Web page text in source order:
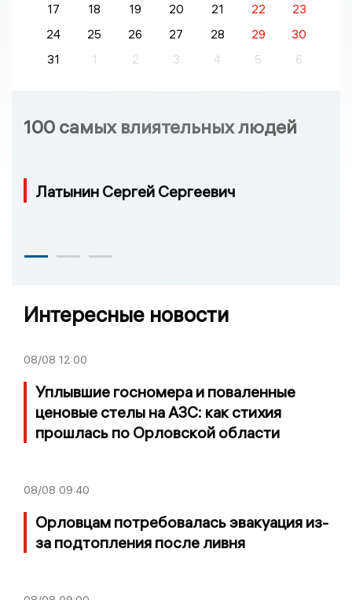
17
18 19 20 21 22
23
24
25 26 27 28 29
30
31
1 2 3 4 5 6
100 самых влиятельных людей
Латынин Сергей Сергеевич
Интересные новости
08/08 12:00
Уплывшие госномера и поваленные
ценовые стелы на АЗС: как стихия
прошлась по Орловской области
08/08 09:40
Орловцам потребовалась эвакуация из-
за подтопления после ливня